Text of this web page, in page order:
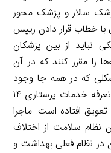
سالار و پزشک محور
با خطاب قرار دادن رییس
نباید از بین پزشکان
را مقرر کنند که در آن
که در همه جا وجود
دارد». به گفته کارشناسان اجرای قانون تعرفه خدمات پرستاری ۱۴
افتاده است. ماجرا
نظام سلامت از اختلاف
در نظام فعلی بهداشت و